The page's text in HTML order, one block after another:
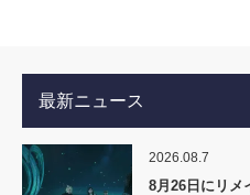
最新ニュース
2026.08.7
8月26日にリメ